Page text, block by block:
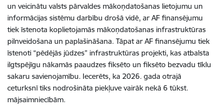
un veicinātu valsts pārvaldes mākoņdatošanas lietojumu un
informācijas sistēmu darbību drošā vidē, ar AF finansējumu
tiek īstenota koplietojamās mākoņdatošanas infrastruktūras
pilnveidošana un paplašināšana. Tāpat ar AF finansējumu tiek
īstenoti “pēdējās jūdzes” infrastruktūras projekti, kas atbalsta
ilgtspējīgu nākamās paaudzes fiksēto un fiksēto bezvadu tīklu
sakaru savienojamību. Iecerēts, ka 2026. gada otrajā
ceturksnī tiks nodrošināta piekļuve vairāk nekā 6 tūkst.
mājsaimniecībām.